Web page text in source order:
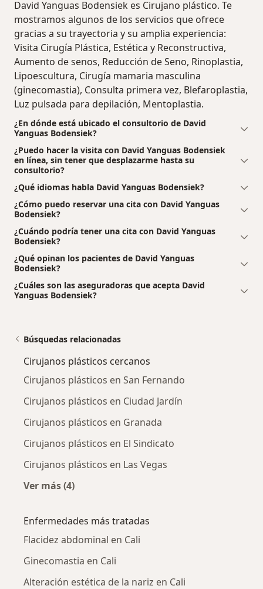
David Yanguas Bodensiek es Cirujano plástico. Te
mostramos algunos de los servicios que ofrece
gracias a su trayectoria y su amplia experiencia:
Visita Cirugía Plástica, Estética y Reconstructiva,
Aumento de senos, Reducción de Seno, Rinoplastia,
Lipoescultura, Cirugía mamaria masculina
(ginecomastia), Consulta primera vez, Blefaroplastia,
Luz pulsada para depilación, Mentoplastia.
¿En dónde está ubicado el consultorio de David
Yanguas Bodensiek?
¿Puedo hacer la visita con David Yanguas Bodensiek
en línea, sin tener que desplazarme hasta su
consultorio?
¿Qué idiomas habla David Yanguas Bodensiek?
¿Cómo puedo reservar una cita con David Yanguas
Bodensiek?
¿Cuándo podría tener una cita con David Yanguas
Bodensiek?
¿Qué opinan los pacientes de David Yanguas
Bodensiek?
¿Cuáles son las aseguradoras que acepta David
Yanguas Bodensiek?
Búsquedas relacionadas
Cirujanos plásticos cercanos
Cirujanos plásticos en San Fernando
Cirujanos plásticos en Ciudad Jardín
Cirujanos plásticos en Granada
Cirujanos plásticos en El Sindicato
Cirujanos plásticos en Las Vegas
Ver más (4)
Enfermedades más tratadas
Flacidez abdominal en Cali
Ginecomastia en Cali
Alteración estética de la nariz en Cali